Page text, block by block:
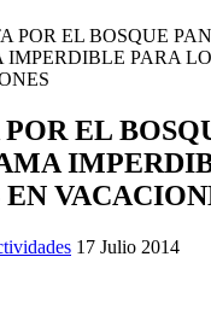
EL
17 Julio 2014